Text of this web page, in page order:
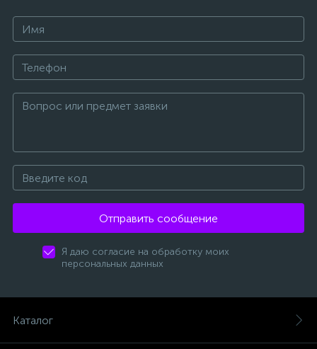
Отправить сообщение
Я даю согласие на обработку моих
персональных данных
Каталог